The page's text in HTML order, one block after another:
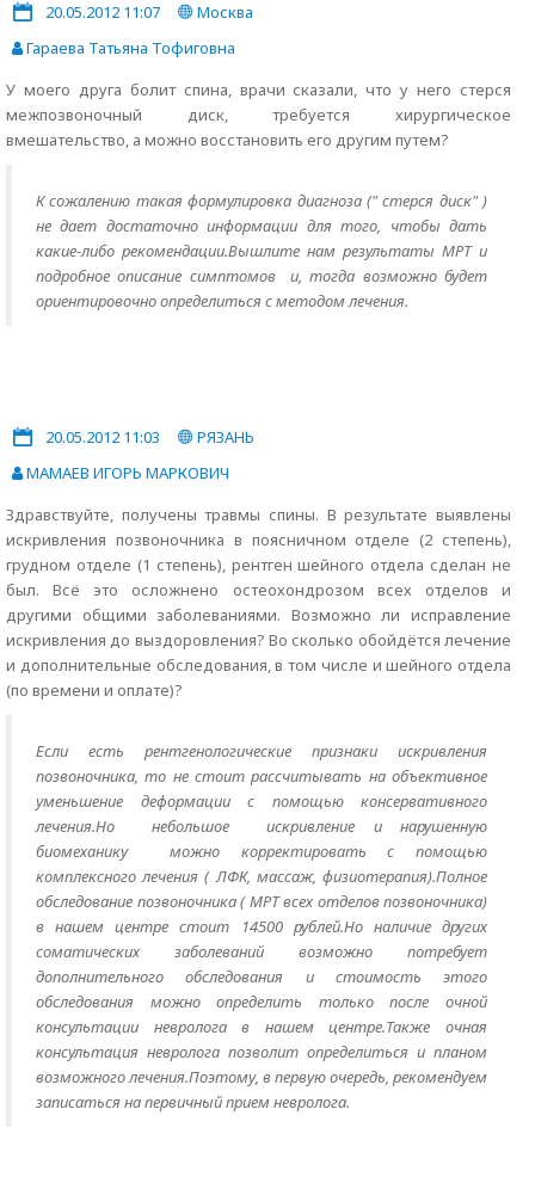
20.05.2012 11:07
Москва
Гараева Татьяна Тофиговна
У моего друга болит спина, врачи сказали, что у него стерся
межпозвоночный диск, требуется хирургическое
вмешательство, а можно восстановить его другим путем?
К сожалению такая формулировка диагноза (" стерся диск" )
не дает достаточно информации для того, чтобы дать
какие-либо рекомендации.Вышлите нам результаты МРТ и
подробное описание симптомов и, тогда возможно будет
ориентировочно определиться с методом лечения.
20.05.2012 11:03
РЯЗАНЬ
МАМАЕВ ИГОРЬ МАРКОВИЧ
Здравствуйте, получены травмы спины. В результате выявлены
искривления позвоночника в поясничном отделе (2 степень),
грудном отделе (1 степень), рентген шейного отдела сделан не
был. Всё это осложнено остеохондрозом всех отделов и
другими общими заболеваниями. Возможно ли исправление
искривления до выздоровления? Во сколько обойдётся лечение
и дополнительные обследования, в том числе и шейного отдела
(по времени и оплате)?
Если есть рентгенологические признаки искривления
позвоночника, то не стоит рассчитывать на объективное
уменьшение деформации с помощью консервативного
лечения.Но небольшое искривление и нарушенную
биомеханику можно корректировать с помощью
комплексного лечения ( ЛФК, массаж, физиотерапия).Полное
обследование позвоночника ( МРТ всех отделов позвоночника)
в нашем центре стоит 14500 рублей.Но наличие других
соматических заболеваний возможно потребует
дополнительного обследования и стоимость этого
обследования можно определить только после очной
консультации невролога в нашем центре.Также очная
консультация невролога позволит определиться и планом
возможного лечения.Поэтому, в первую очередь, рекомендуем
записаться на первичный прием невролога.